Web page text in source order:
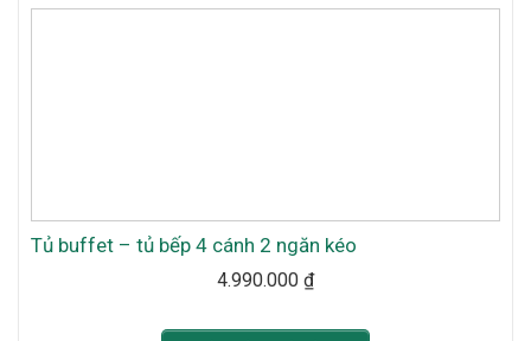
Tủ buffet – tủ bếp 4 cánh 2 ngăn kéo
4.990.000 ₫